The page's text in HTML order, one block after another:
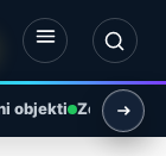
objekti Zemlja i